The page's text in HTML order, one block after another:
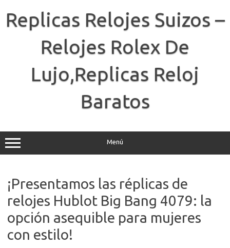
contenido
Replicas Relojes Suizos –
Relojes Rolex De
Lujo,Replicas Reloj
Baratos
Menú
¡Presentamos las réplicas de
relojes Hublot Big Bang 4079: la
opción asequible para mujeres
con estilo!